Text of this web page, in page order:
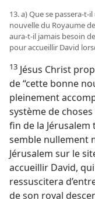
13. a) Que se passera-​
nouvelle du Royaume
aura-​t-​il jamais besoin
pour accueillir David
13 Jésus Christ
de “cette bonne
pleinement
système de
fin de la
semble nullement
Jérusalem sur le
accueillir David,
ressuscitera
de son royal